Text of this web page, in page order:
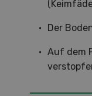
Der
Auf dem